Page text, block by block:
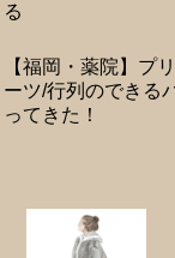
る
【福岡・薬院】プ
ーツ/行列のできる
ってきた！